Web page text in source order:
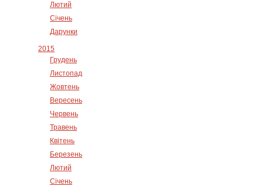
Лютий
Січень
Дарунки
2015
Грудень
Листопад
Жовтень
Вересень
Червень
Травень
Квітень
Березень
Лютий
Січень